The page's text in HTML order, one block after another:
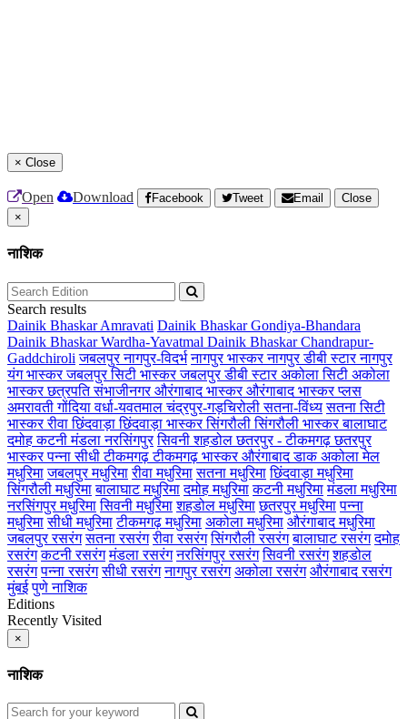
× Close
Open Download Facebook Tweet Email
Close
×
नाशिक
Search results
Dainik Bhaskar Amravati Dainik Bhaskar Gondiya-Bhandara
Dainik Bhaskar Wardha-Yavatmal Dainik Bhaskar Chandrapur-
Gaddchiroli जबलपुरनागपुर-विदर्भ नागपुर भास्करनागपुर डीबी स्टारनागपुर
यंग भास्करजबलपुर सिटी भास्करजबलपुर डीबी स्टारअकोला सिटी अकोला
भास्करछत्रपति संभाजीनगरऔरंगाबाद भास्करऔरंगाबाद भास्कर प्लस
अमरावतीगोंदियावर्धा-यवतमालचंद्रपुर-गड़चिरोलीसतना-विंध्य सतना सिटी
भास्कररीवाछिंदवाड़ाछिंदवाड़ा भास्करसिंगरौलीसिंगरौली भास्करबालाघाट
दमोहकटनीमंडलानरसिंगपुर सिवनीशहडोलछतरपुर - टीकमगढ़छतरपुर
भास्करपन्नासीधीटीकमगढ़टीकमगढ़ भास्करऔरंगाबाद डाकअकोला मेल
मधुरिमा जबलपुर मधुरिमा रीवा मधुरिमा सतना मधुरिमा छिंदवाड़ा मधुरिमा
सिंगरौली मधुरिमा बालाघाट मधुरिमा दमोह मधुरिमा कटनी मधुरिमा मंडला मधुरिमा
नरसिंगपुर मधुरिमा सिवनी मधुरिमा शहडोल मधुरिमा छतरपुर मधुरिमा पन्ना
मधुरिमा सीधी मधुरिमा टीकमगढ़ मधुरिमा अकोला मधुरिमा औरंगाबाद मधुरिमा
जबलपुर रसरंग सतना रसरंग रीवा रसरंग सिंगरौली रसरंग बालाघाट रसरंग दमोह
रसरंग कटनी रसरंग मंडला रसरंग नरसिंगपुर रसरंग सिवनी रसरंग शहडोल
रसरंग पन्ना रसरंग सीधी रसरंग नागपुर रसरंग अकोला रसरंग औरंगाबाद रसरंग
मुंबई पुणेनाशिक
Editions
Recently Visited
×
नाशिक